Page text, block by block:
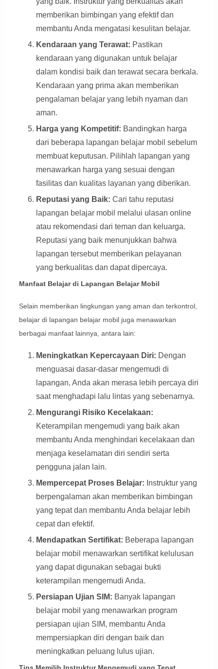
memberikan bimbingan yang efektif dan
membantu Anda mengatasi kesulitan belajar.
Kendaraan yang Terawat: Pastikan
kendaraan yang digunakan untuk belajar
dalam kondisi baik dan terawat secara berkala.
Kendaraan yang prima akan memberikan
pengalaman belajar yang lebih nyaman dan
aman.
Harga yang Kompetitif: Bandingkan harga
dari beberapa lapangan belajar mobil sebelum
membuat keputusan. Pilihlah lapangan yang
menawarkan harga yang sesuai dengan
fasilitas dan kualitas layanan yang diberikan.
Reputasi yang Baik: Cari tahu reputasi
lapangan belajar mobil melalui ulasan online
atau rekomendasi dari teman dan keluarga.
Reputasi yang baik menunjukkan bahwa
lapangan tersebut memberikan pelayanan
yang berkualitas dan dapat dipercaya.
Manfaat Belajar di Lapangan Belajar Mobil
Selain memberikan lingkungan yang aman dan terkontrol,
belajar di lapangan belajar mobil juga menawarkan
berbagai manfaat lainnya, antara lain:
Meningkatkan Kepercayaan Diri: Dengan
menguasai dasar-dasar mengemudi di
lapangan, Anda akan merasa lebih percaya diri
saat menghadapi lalu lintas yang sebenarnya.
Mengurangi Risiko Kecelakaan:
Keterampilan mengemudi yang baik akan
membantu Anda menghindari kecelakaan dan
menjaga keselamatan diri sendiri serta
pengguna jalan lain.
Mempercepat Proses Belajar: Instruktur yang
berpengalaman akan memberikan bimbingan
yang tepat dan membantu Anda belajar lebih
cepat dan efektif.
Mendapatkan Sertifikat: Beberapa lapangan
belajar mobil menawarkan sertifikat kelulusan
yang dapat digunakan sebagai bukti
keterampilan mengemudi Anda.
Persiapan Ujian SIM: Banyak lapangan
belajar mobil yang menawarkan program
persiapan ujian SIM, membantu Anda
mempersiapkan diri dengan baik dan
meningkatkan peluang lulus ujian.